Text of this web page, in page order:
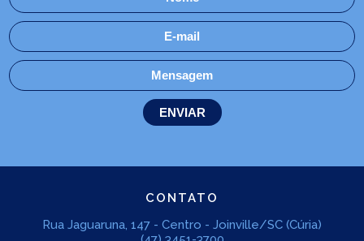
CONTATO
Rua Jaguaruna, 147 - Centro - Joinville/SC (Cúria)